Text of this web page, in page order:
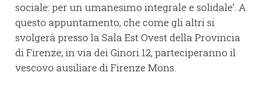
sociale: per un umanesimo integrale e solidale’. A
questo appuntamento, che come gli altri si
svolgerà presso la Sala Est Ovest della Provincia
di Firenze, in via dei Ginori 12, parteciperanno il
vescovo ausiliare di Firenze Mons.